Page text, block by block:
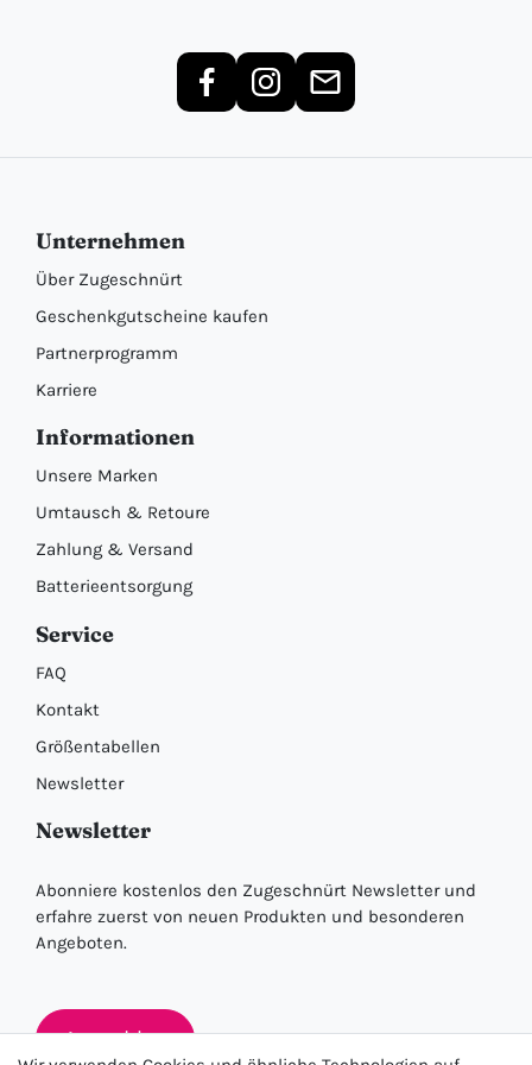
Unternehmen
Über Zugeschnürt
Geschenkgutscheine kaufen
Partnerprogramm
Karriere
Informationen
Unsere Marken
Umtausch & Retoure
Zahlung & Versand
Batterieentsorgung
Service
FAQ
Kontakt
Größentabellen
Newsletter
Newsletter
Abonniere kostenlos den Zugeschnürt Newsletter und
erfahre zuerst von neuen Produkten und besonderen
Angeboten.
Anmelden